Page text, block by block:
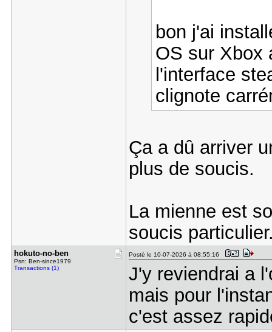
bon j'ai
OS sur Xbox
l'interface
clignote
Ça a dû arriver
plus de soucis.
La mienne est
soucis
hokuto-no-​ben
Psn: Ben-since1979
Transactions (1)
Posté le 10-07-2026 à 08:55:16
J'y reviendrai a
mais pour
c'est assez